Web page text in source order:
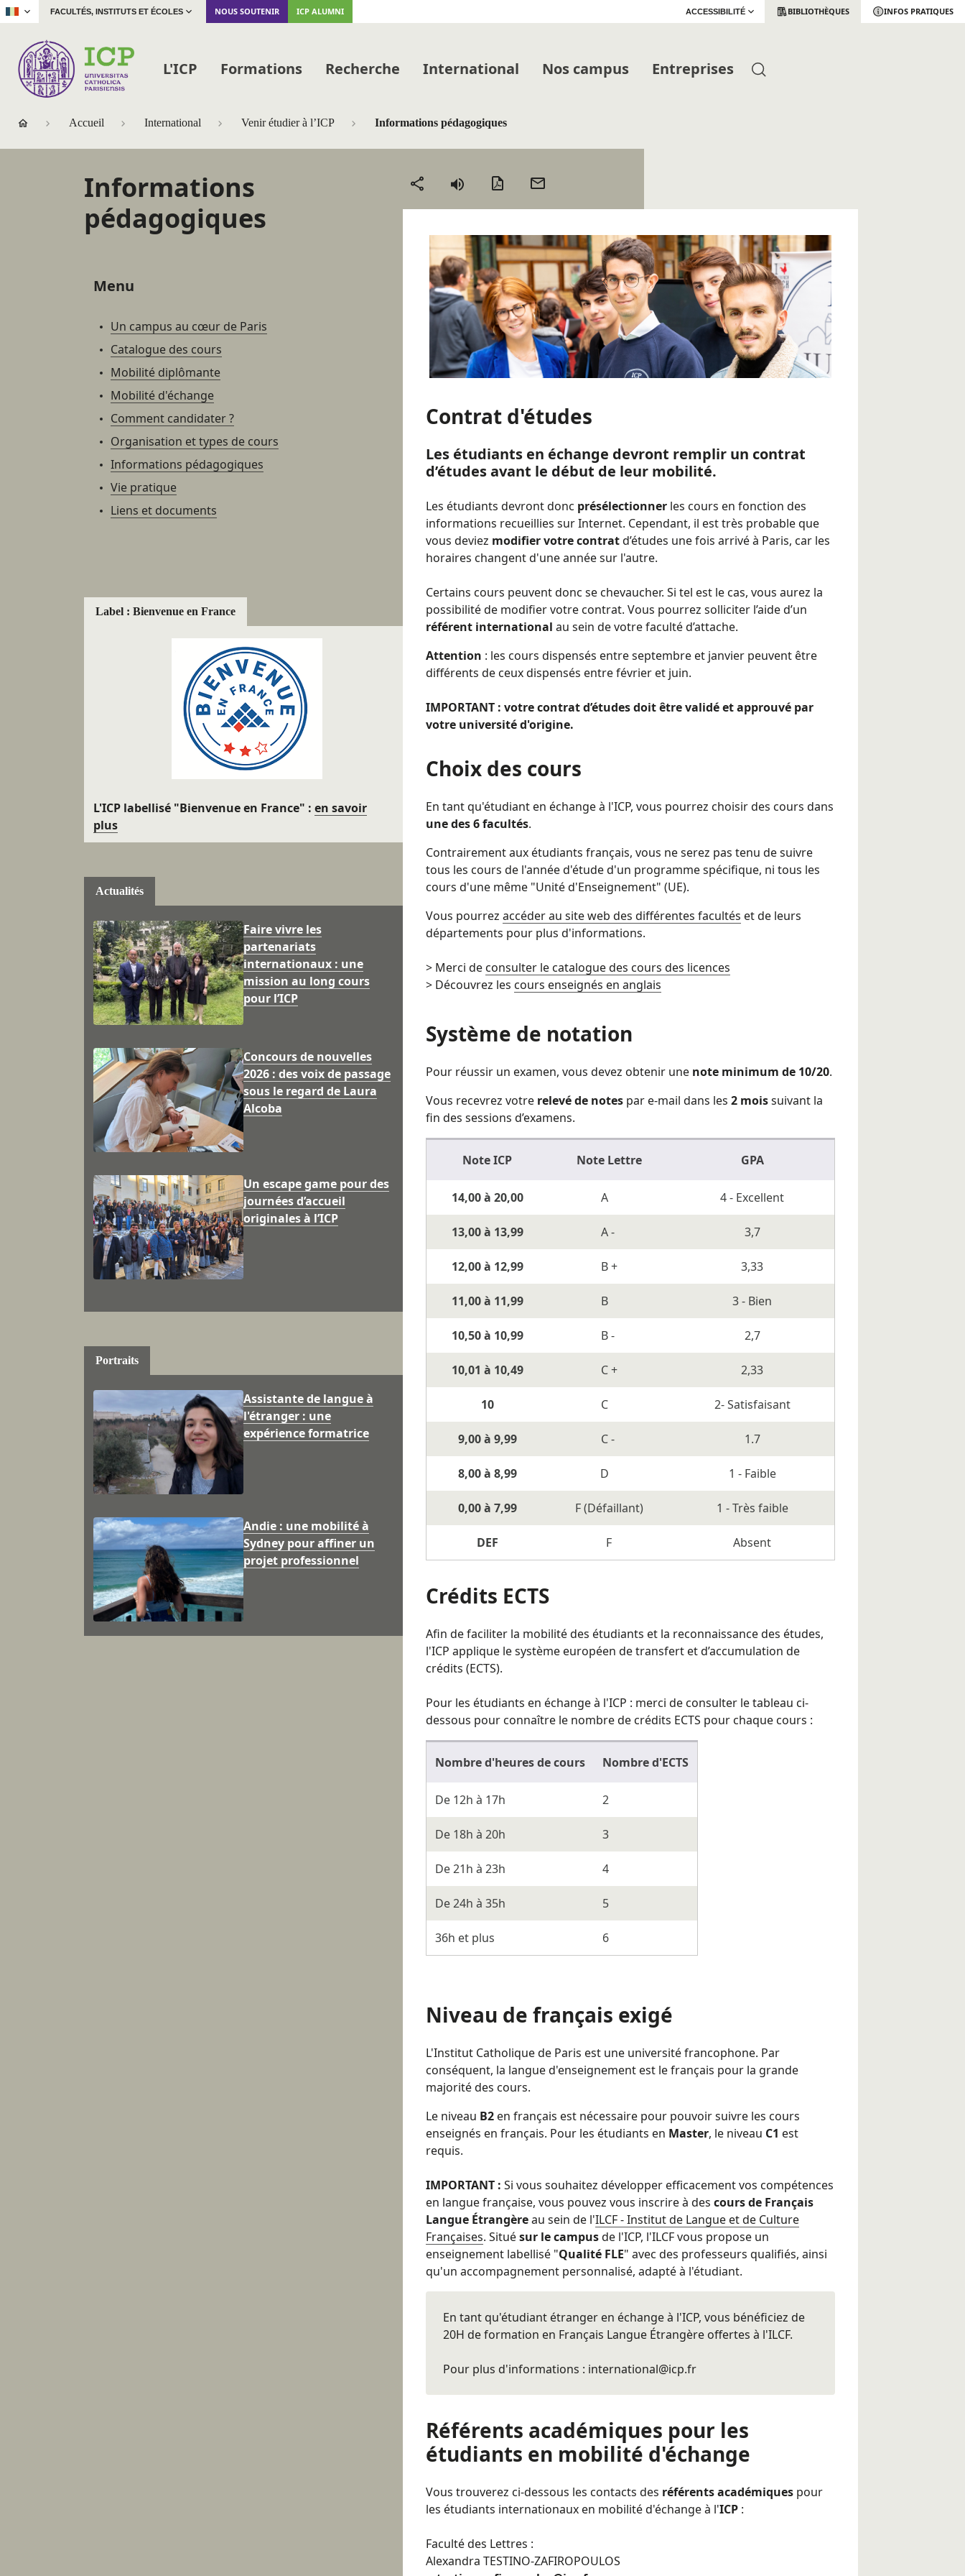
| FACULTÉS, INSTITUTS ET ÉCOLES NOUS SOUTENIR ICP ALUMNI ACCESSIBILITÉ BIBLIOTHÈQUES INFOS PRATIQUES
L'ICP Formations Recherche International Nos campus Entreprises
Accueil International Venir étudier à l’ICP Informations pédagogiques
Informations
pédagogiques
Menu
Un campus au cœur de Paris
Catalogue des cours
Mobilité diplômante
Mobilité d'échange
Comment candidater ?
Organisation et types de cours
Informations pédagogiques
Vie pratique
Liens et documents
Label : Bienvenue en France
L'ICP labellisé "Bienvenue en France" : en savoir
plus
Actualités
Faire vivre les
partenariats
internationaux : une
mission au long cours
pour l’ICP
Concours de nouvelles
2026 : des voix de passage
sous le regard de Laura
Alcoba
Un escape game pour des
journées d’accueil
originales à l’ICP
Portraits
Assistante de langue à
l'étranger : une
expérience formatrice
Andie : une mobilité à
Sydney pour affiner un
projet professionnel
Partager
Version
Contrat d'études
Les étudiants en échange devront remplir un contrat
d’études avant le début de leur mobilité.
Les étudiants devront donc présélectionner les cours en fonction des
informations recueillies sur Internet. Cependant, il est très probable que
vous deviez modifier votre contratd’études une fois arrivé à Paris, car les
horaires changent d'une année sur l'autre.
Certains cours peuvent donc se chevaucher. Si tel est le cas, vous aurez la
possibilité de modifier votre contrat. Vous pourrez solliciter l’aide d’un
référent international au sein de votre faculté d’attache.
Attention : les cours dispensés entre septembre et janvier peuvent être
différents de ceux dispensés entre février et juin.
IMPORTANT : votre contrat d’études doit être validé et approuvé par
votre université d'origine.
Choix des cours
En tant qu'étudiant en échange à l'ICP, vous pourrez choisir des cours dans
une des 6 facultés.
Contrairement aux étudiants français, vous ne serez pas tenu de suivre
tous les cours de l'année d'étude d'un programme spécifique, ni tous les
cours d'une même "Unité d'Enseignement" (UE).
Vous pourrez accéder au site web des différentes facultés et de leurs
départements pour plus d'informations.
> Merci de consulter le catalogue des cours des licences
> Découvrez les cours enseignés en anglais
Système de notation
Pour réussir un examen, vous devez obtenir une note minimum de 10/20.
Vous recevrez votre relevé de notes par e-mail dans les 2 moissuivant la
fin des sessions d’examens.
Note ICP Note Lettre GPA
14,00 à 20,00 A 4 - Excellent
13,00 à 13,99 A - 3,7
12,00 à 12,99 B + 3,33
11,00 à 11,99 B 3 - Bien
10,50 à 10,99 B - 2,7
10,01 à 10,49 C + 2,33
10 C 2- Satisfaisant
9,00 à 9,99 C - 1.7
8,00 à 8,99 D 1 - Faible
0,00 à 7,99 F (Défaillant) 1 - Très faible
DEF F Absent
Crédits ECTS
Afin de faciliter la mobilité des étudiants et la reconnaissance des études,
l'ICP applique le système européen de transfert et d’accumulation de
crédits (ECTS).
Pour les étudiants en échange à l'ICP : merci de consulter le tableau ci-
dessous pour connaître le nombre de crédits ECTS pour chaque cours :
Nombre d'heures de cours Nombre d'ECTS
De 12h à 17h 2
De 18h à 20h 3
De 21h à 23h 4
De 24h à 35h 5
36h et plus 6
Niveau de français exigé
L'Institut Catholique de Paris est une université francophone. Par
conséquent, la langue d'enseignement est le français pour la grande
majorité des cours.
Le niveau B2 en français est nécessaire pour pouvoir suivre les cours
enseignés en français. Pour les étudiants en Master, le niveau C1 est
requis.
IMPORTANT : Si vous souhaitez développer efficacement vos compétences
en langue française, vous pouvez vous inscrire à des cours de Français
Langue Étrangèreau sein de l'ILCF - Institut de Langue et de Culture
Françaises. Situésur le campusde l'ICP, l'ILCF vous propose un
enseignement labellisé "Qualité FLE" avec des professeurs qualifiés, ainsi
qu'un accompagnement personnalisé, adapté à l'étudiant.
En tant qu'étudiant étranger en échange à l'ICP, vous bénéficiez de
20H de formation en Français Langue Étrangère offertes à l'ILCF.
Pour plus d'informations : international@icp.fr
Référents académiques pour les
étudiants en mobilité d'échange
Vous trouverez ci-dessous les contacts des référents académiques pour
les étudiants internationaux en mobilité d'échange à l'ICP :
Faculté des Lettres :
Alexandra TESTINO-ZAFIROPOULOS